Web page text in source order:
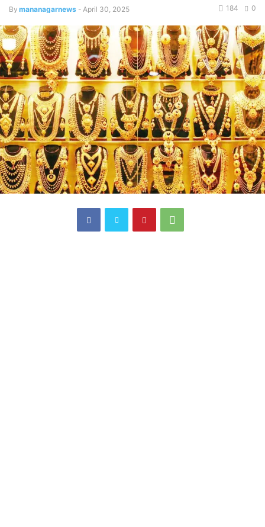
By mananagarnews - April 30, 2025 0
184